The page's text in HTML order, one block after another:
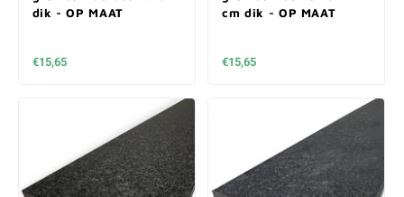
dik - OP MAAT
€15,65
cm dik - OP MAAT
€15,65